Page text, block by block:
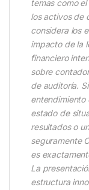
temas como
los activos de
considera los
impacto de la
financiero
sobre
de auditoría.
entendimiento
estado de
resultados o
seguramente
es
La
estructura